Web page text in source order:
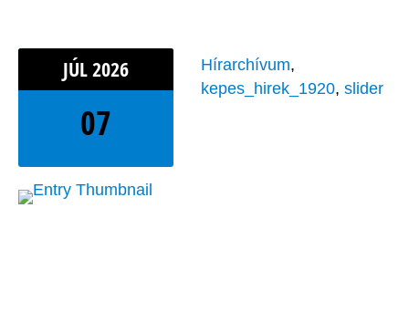
JÚL2026
07
Hírarchívum,
kepes_hirek_1920, slider